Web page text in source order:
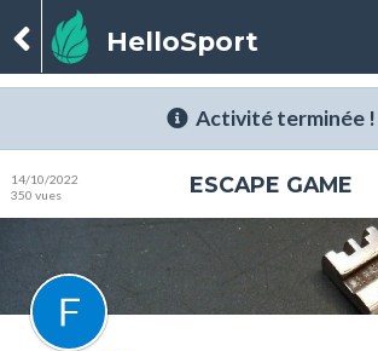
HelloSport
Activité terminée !
14/10/2022
350 vues
ESCAPE GAME